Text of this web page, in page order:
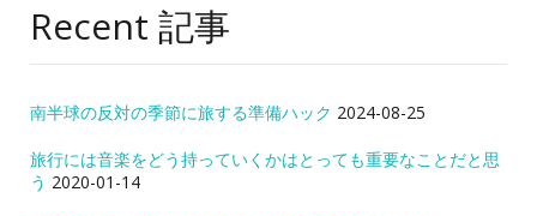
Recent 記事
南半球の反対の季節に旅する準備ハック 2024-08-25
旅行には音楽をどう持っていくかはとっても重要なことだと思
う 2020-01-14